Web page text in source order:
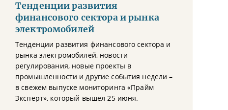
Тенденции развития
финансового сектора и рынка
электромобилей
Тенденции развития финансового сектора и
рынка электромобилей, новости
регулирования, новые проекты в
промышленности и другие события недели –
в свежем выпуске мониторинга «Прайм
Эксперт», который вышел 25 июня.